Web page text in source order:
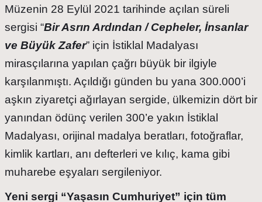
Müzenin 28 Eylül 2021 tarihinde açılan süreli
sergisi “Bir Asrın Ardından / Cepheler, İnsanlar
ve Büyük Zafer” için İstiklal Madalyası
mirasçılarına yapılan çağrı büyük bir ilgiyle
karşılanmıştı. Açıldığı günden bu yana 300.000’i
aşkın ziyaretçi ağırlayan sergide, ülkemizin dört bir
yanından ödünç verilen 300’e yakın İstiklal
Madalyası, orijinal madalya beratları, fotoğraflar,
kimlik kartları, anı defterleri ve kılıç, kama gibi
muharebe eşyaları sergileniyor.
Yeni sergi “Yaşasın Cumhuriyet” için tüm